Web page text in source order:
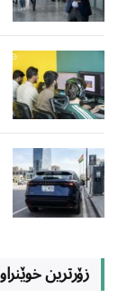
زۆرترین خوێنراو